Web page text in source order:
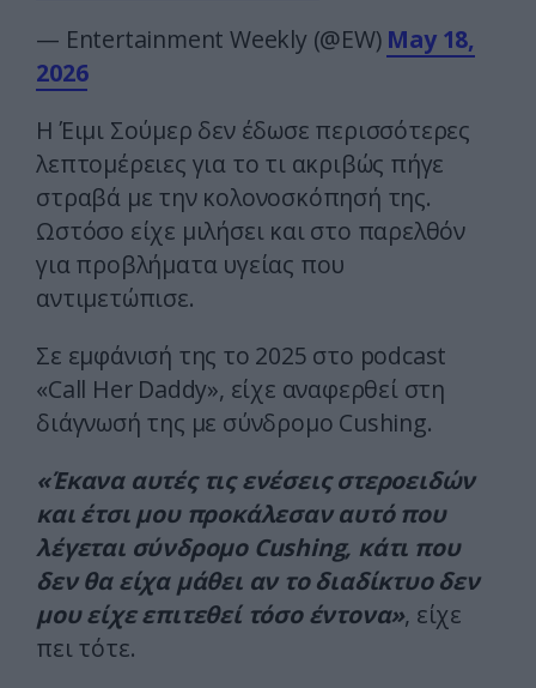
— Entertainment Weekly (@EW) May 18,
2026
Η Έιμι Σούμερ δεν έδωσε περισσότερες
λεπτομέρειες για το τι ακριβώς πήγε
στραβά με την κολονοσκόπησή της.
Ωστόσο είχε μιλήσει και στο παρελθόν
για προβλήματα υγείας που
αντιμετώπισε.
Σε εμφάνισή της το 2025 στο podcast
«Call Her Daddy», είχε αναφερθεί στη
διάγνωσή της με σύνδρομο Cushing.
«Έκανα αυτές τις ενέσεις στεροειδών
και έτσι μου προκάλεσαν αυτό που
λέγεται σύνδρομο Cushing, κάτι που
δεν θα είχα μάθει αν το διαδίκτυο δεν
μου είχε επιτεθεί τόσο έντονα», είχε
πει τότε.